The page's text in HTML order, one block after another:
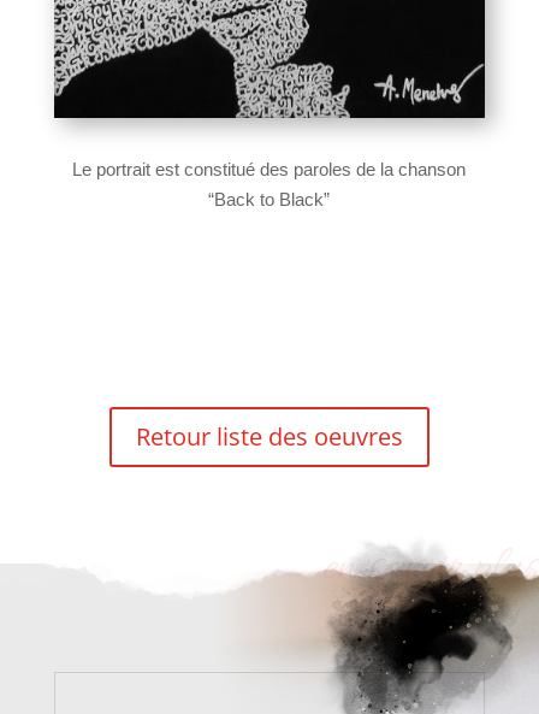
Le portrait est constitué des paroles de la chanson
“Back to Black”
Retour liste des oeuvres
en savoir plus